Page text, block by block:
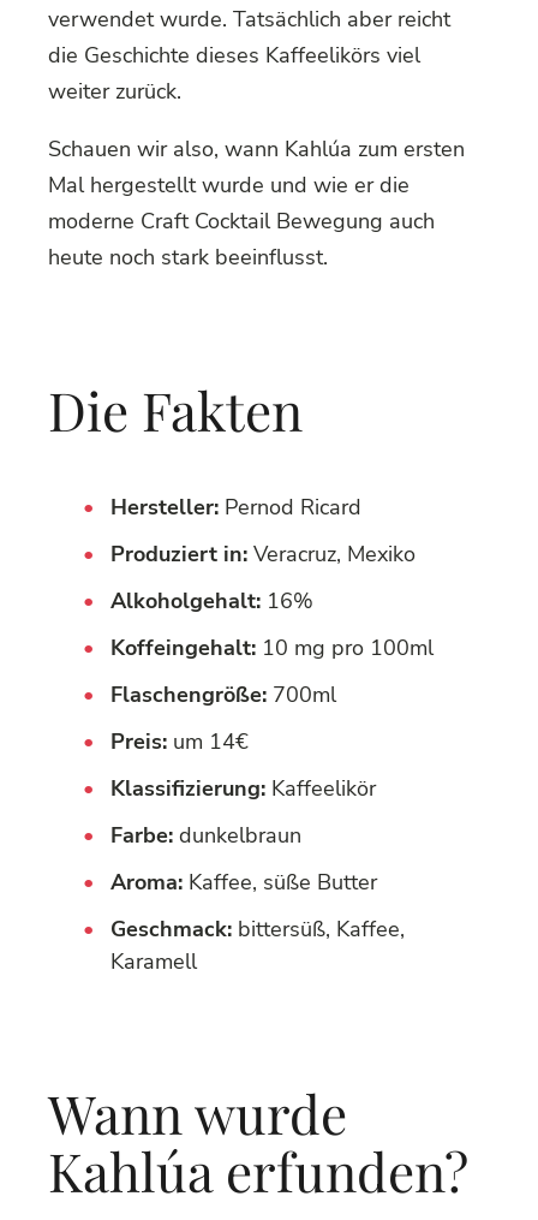
verwendet wurde. Tatsächlich aber reicht
die Geschichte dieses Kaffeelikörs viel
weiter zurück.
Schauen wir also, wann Kahlúa zum ersten
Mal hergestellt wurde und wie er die
moderne Craft Cocktail Bewegung auch
heute noch stark beeinflusst.
Die Fakten
Hersteller: Pernod Ricard
Produziert in: Veracruz, Mexiko
Alkoholgehalt: 16%
Koffeingehalt: 10 mg pro 100ml
Flaschengröße: 700ml
Preis: um 14€
Klassifizierung: Kaffeelikör
Farbe: dunkelbraun
Aroma: Kaffee, süße Butter
Geschmack: bittersüß, Kaffee,
Karamell
Wann wurde
Kahlúa erfunden?